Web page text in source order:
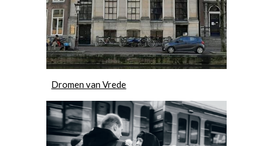
Dromen van Vrede